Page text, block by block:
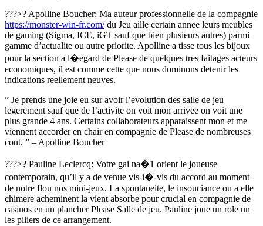
???>? Apolline Boucher: Ma auteur professionnelle de la compagnie
https://monster-win-fr.com/du Jeu aille certain annee leurs meubles
de gaming (Sigma, ICE, iGT sauf que bien plusieurs autres) parmi
gamme d’actualite ou autre priorite. Apolline a tisse tous les bijoux
pour la section a l�egard de Please de quelques tres faitages acteurs
economiques, il est comme cette que nous dominons detenir les
indications reellement neuves.
” Je prends une joie eu sur avoir l’evolution des salle de jeu
legerement sauf que de l’activite on voit mon arrivee on voit une
plus grande 4 ans. Certains collaborateurs apparaissent mon et me
viennent accorder en chair en compagnie de Please de nombreuses
cout. ” – Apolline Boucher
???>? Pauline Leclercq: Votre gai na�1 orient le joueuse
contemporain, qu’il y a de venue vis-i�-vis du accord au moment
de notre flou nos mini-jeux. La spontaneite, le insouciance ou a elle
chimere acheminent la vient absorbe pour crucial en compagnie de
casinos en un plancher Please Salle de jeu. Pauline joue un role un
les piliers de ce arrangement.